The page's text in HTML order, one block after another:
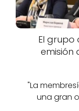
El
emisión
"La
una gran